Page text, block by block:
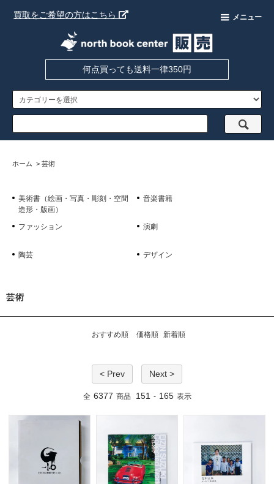
買取をご希望の方はこちら メニュー
何点買っても送料一律350円
ホーム > 芸術
美術書（絵画・写真・彫刻・空間
造形・版画）
音楽書籍
ファッション 演劇
陶芸 デザイン
芸術
おすすめ順 価格順 新着順
< Prev Next >
全 6377 商品 151 - 165 表示